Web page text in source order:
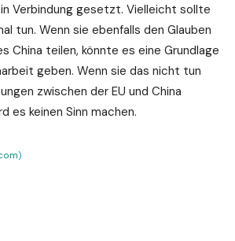
Verbindung gesetzt. Vielleicht sollte
tun. Wenn sie ebenfalls den Glauben
China teilen, könnte es eine Grundlage
geben. Wenn sie das nicht tun
zwischen der EU und China
es keinen Sinn machen.
)